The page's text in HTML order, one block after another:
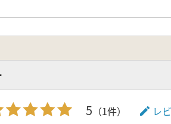
5 （1件）
レ